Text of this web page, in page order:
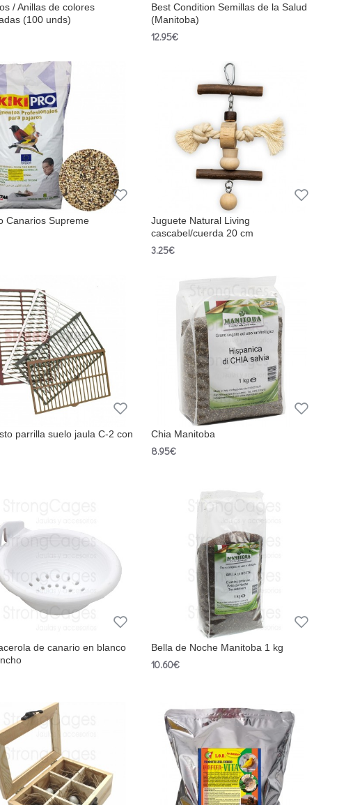
/ Anillas de colores
(100 unds)
Best Condition Semillas de la Salud
(Manitoba)
12.95€
Canarios Supreme
Juguete Natural Living
cascabel/cuerda 20 cm
3.25€
parrilla suelo jaula C-2 con
Chia Manitoba
8.95€
de canario en blanco
Bella de Noche Manitoba 1 kg
10.60€